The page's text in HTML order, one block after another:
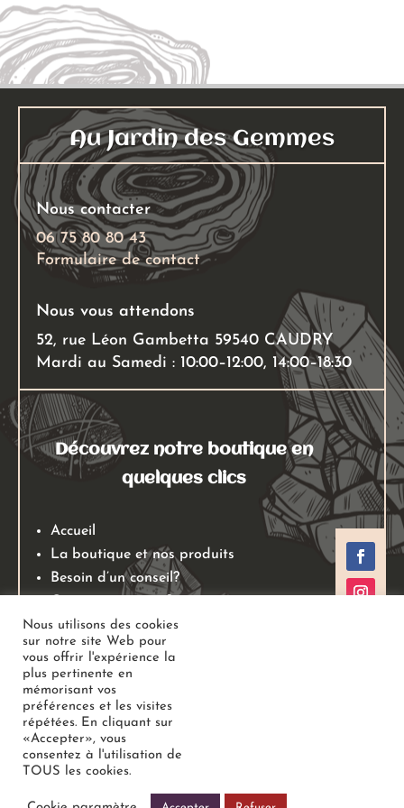
être
Au Jardin des Gemmes
Nous contacter
06 75 80 80 43
Formulaire de contact
Nous vous attendons
52, rue Léon Gambetta 59540 CAUDRY
Mardi au Samedi : 10:00–12:00, 14:00–18:30
Découvrez notre boutique en
quelques clics
Accueil
La boutique et nos produits
Besoin d’un conseil?
Mentions légales
Conditions générales de ventes
Politiques de retours
Politique de confidentialité
Copyright Au Jardin des Gemmes
Nous utilisons des cookies
sur notre site Web pour
vous offrir l'expérience la
plus pertinente en
mémorisant vos
préférences et les visites
répétées. En cliquant sur
«Accepter», vous
consentez à l'utilisation de
TOUS les cookies.